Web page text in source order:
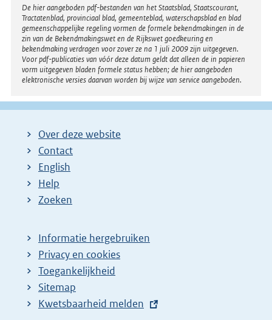
Disclaimer
De hier aangeboden pdf-bestanden van het Staatsblad, Staatscourant,
Tractatenblad, provinciaal blad, gemeenteblad, waterschapsblad en blad
gemeenschappelijke regeling vormen de formele bekendmakingen in de
zin van de Bekendmakingswet en de Rijkswet goedkeuring en
bekendmaking verdragen voor zover ze na 1 juli 2009 zijn uitgegeven.
Voor pdf-publicaties van vóór deze datum geldt dat alleen de in papieren
vorm uitgegeven bladen formele status hebben; de hier aangeboden
elektronische versies daarvan worden bij wijze van service aangeboden.
Over deze website
Contact
English
Help
Zoeken
Informatie hergebruiken
Privacy en cookies
Toegankelijkheid
Sitemap
E
Kwetsbaarheid melden